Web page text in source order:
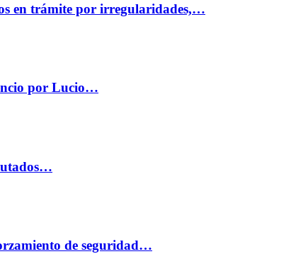
en trámite por irregularidades,…
por Lucio…
de seguridad…